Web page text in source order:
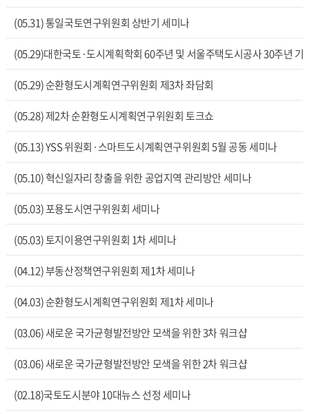
(05.31) 통일국토연구위원회 상반기 세미나
(05.29)대한국토·도시계획학회 60주년 및 서울주택도시공사 30주년 기
(05.29) 순환형도시계획연구위원회 제3차 좌담회
(05.28) 제2차 순환형도시계획연구위원회 토크쇼
(05.13) YSS 위원회·스마트도시계획연구위원회 5월 공동 세미나
(05.10) 혁신일자리 창출을 위한 공업지역 관리방안 세미나
(05.03) 포용도시연구위원회 세미나
(05.03) 토지이용연구위원회 1차 세미나
(04.12) 부동산정책연구위원회 제1차 세미나
(04.03) 순환형도시계획연구위원회 제1차 세미나
(03.06) 새로운 국가균형발전방안 모색을 위한 3차 워크샵
(03.06) 새로운 국가균형발전방안 모색을 위한 2차 워크샵
(02.18)국토도시분야 10대뉴스 선정 세미나